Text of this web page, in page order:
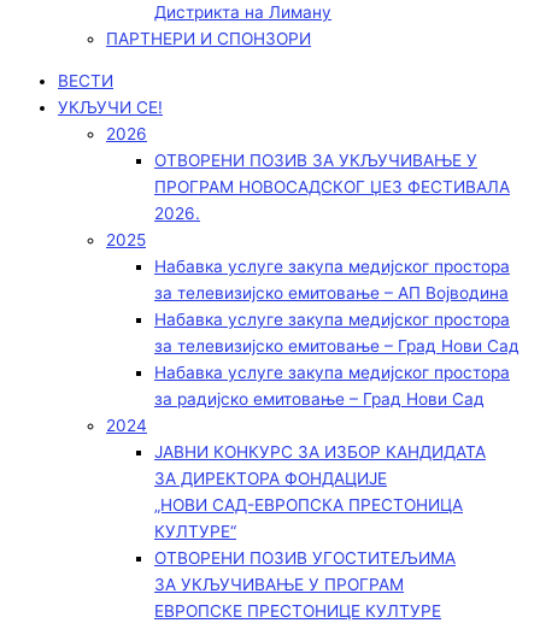
Дистрикта на Лиману
ПАРТНЕРИ И СПОНЗОРИ
ВЕСТИ
УКЉУЧИ СЕ!
2026
ОТВОРЕНИ ПОЗИВ ЗА УКЉУЧИВАЊЕ У
ПРОГРАМ НОВОСАДСКОГ ЏЕЗ ФЕСТИВАЛА
2026.
2025
Набавка услуге закупа медијског простора
за телевизијско емитовање – АП Војводинa
Набавка услуге закупа медијског простора
за телевизијско емитовање – Град Нови Сад
Набавка услуге закупа медијског простора
за радијско емитовање – Град Нови Сад
2024
ЈАВНИ КОНКУРС ЗА ИЗБОР КАНДИДАТА
ЗА ДИРЕКТОРА ФОНДАЦИЈЕ
„НОВИ САД-ЕВРОПСКА ПРЕСТОНИЦА
КУЛТУРЕ“
ОТВОРЕНИ ПОЗИВ УГОСТИТЕЉИМА
ЗА УКЉУЧИВАЊЕ У ПРОГРАМ
ЕВРОПСКЕ ПРЕСТОНИЦЕ КУЛТУРЕ